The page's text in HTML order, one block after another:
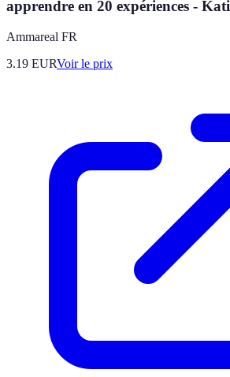
apprendre en 20 expériences -
Ammareal FR
3.19 EURVoir le prix